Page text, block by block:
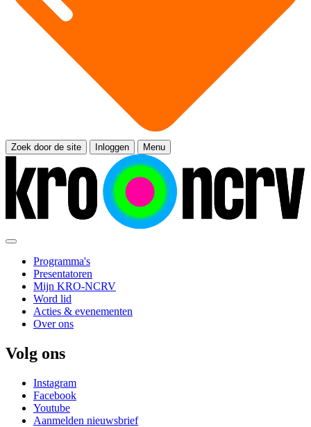
Zoek door de site Inloggen Menu
Programma's
Presentatoren
Mijn KRO-NCRV
Word lid
Acties & evenementen
Over ons
Volg ons
Instagram
Facebook
Youtube
Aanmelden nieuwsbrief